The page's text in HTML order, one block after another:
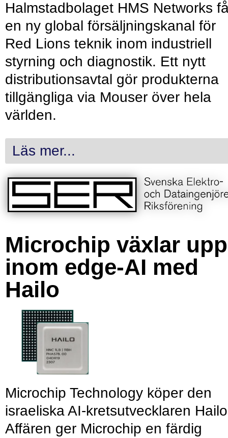
Halmstadbolaget HMS Networks
en ny global försäljningskanal för
Red Lions teknik inom industriell
styrning och diagnostik. Ett nytt
distributionsavtal gör produkterna
tillgängliga via Mouser över hela
världen.
Läs mer...
Microchip växlar upp
inom edge-AI med
Hailo
Microchip Technology köper den
israeliska AI-kretsutvecklaren
Affären ger Microchip en färdig